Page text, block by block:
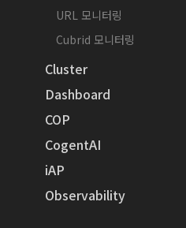
URL 모니터링
Cubrid 모니터링
Cluster
Dashboard
COP
CogentAI
iAP
Observability